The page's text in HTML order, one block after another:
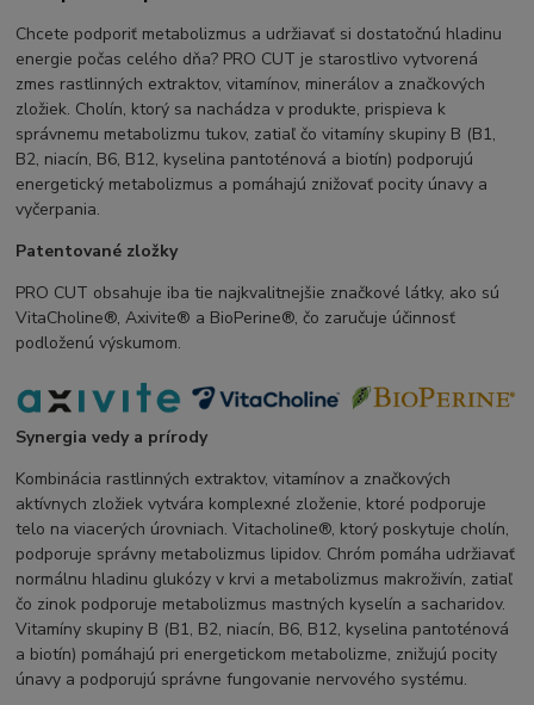
Chcete podporiť metabolizmus a udržiavať si dostatočnú hladinu
energie počas celého dňa? PRO CUT je starostlivo vytvorená
zmes rastlinných extraktov, vitamínov, minerálov a značkových
zložiek. Cholín, ktorý sa nachádza v produkte, prispieva k
správnemu metabolizmu tukov, zatiaľ čo vitamíny skupiny B (B1,
B2, niacín, B6, B12, kyselina pantoténová a biotín) podporujú
energetický metabolizmus a pomáhajú znižovať pocity únavy a
vyčerpania.
Patentované zložky
PRO CUT obsahuje iba tie najkvalitnejšie značkové látky, ako sú
VitaCholine®, Axivite® a BioPerine®, čo zaručuje účinnosť
podloženú výskumom.
Synergia vedy a prírody
Kombinácia rastlinných extraktov, vitamínov a značkových
aktívnych zložiek vytvára komplexné zloženie, ktoré podporuje
telo na viacerých úrovniach. Vitacholine®, ktorý poskytuje cholín,
podporuje správny metabolizmus lipidov. Chróm pomáha udržiavať
normálnu hladinu glukózy v krvi a metabolizmus makroživín, zatiaľ
čo zinok podporuje metabolizmus mastných kyselín a sacharidov.
Vitamíny skupiny B (B1, B2, niacín, B6, B12, kyselina pantoténová
a biotín) pomáhajú pri energetickom metabolizme, znižujú pocity
únavy a podporujú správne fungovanie nervového systému.